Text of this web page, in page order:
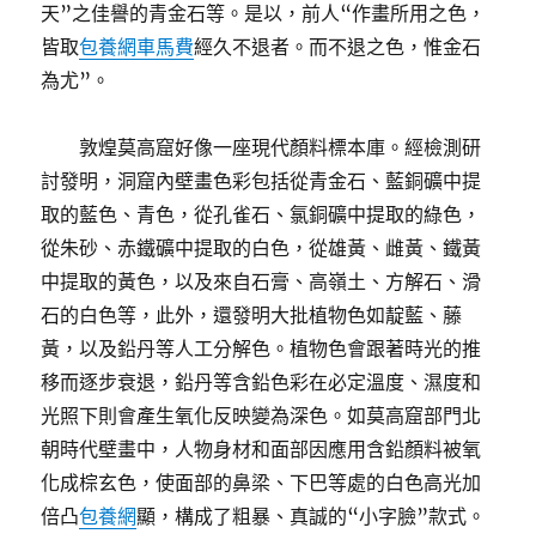
天”之佳譽的青金石等。是以，前人“作畫所用之色，
皆取包養網車馬費經久不退者。而不退之色，惟金石
為尤”。
敦煌莫高窟好像一座現代顏料標本庫。經檢測研
討發明，洞窟內壁畫色彩包括從青金石、藍銅礦中提
取的藍色、青色，從孔雀石、氯銅礦中提取的綠色，
從朱砂、赤鐵礦中提取的白色，從雄黃、雌黃、鐵黃
中提取的黃色，以及來自石膏、高嶺土、方解石、滑
石的白色等，此外，還發明大批植物色如靛藍、藤
黃，以及鉛丹等人工分解色。植物色會跟著時光的推
移而逐步衰退，鉛丹等含鉛色彩在必定溫度、濕度和
光照下則會產生氧化反映變為深色。如莫高窟部門北
朝時代壁畫中，人物身材和面部因應用含鉛顏料被氧
化成棕玄色，使面部的鼻梁、下巴等處的白色高光加
倍凸包養網顯，構成了粗暴、真誠的“小字臉”款式。